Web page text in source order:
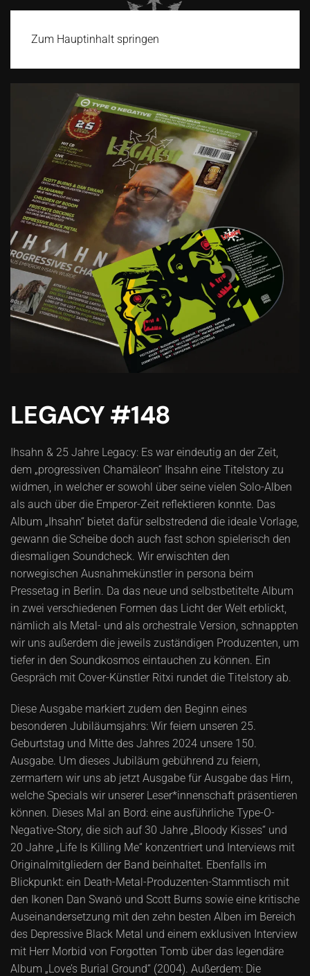
Zum Hauptinhalt springen
LEGACY #148
Ihsahn & 25 Jahre Legacy: Es war eindeutig an der Zeit,
dem „progressiven Chamäleon“ Ihsahn eine Titelstory zu
widmen, in welcher er sowohl über seine vielen Solo-Alben
als auch über die Emperor-Zeit reflektieren konnte. Das
Album „Ihsahn“ bietet dafür selbstredend die ideale Vorlage,
gewann die Scheibe doch auch fast schon spielerisch den
diesmaligen Soundcheck. Wir erwischten den
norwegischen Ausnahmekünstler in persona beim
Pressetag in Berlin. Da das neue und selbstbetitelte Album
in zwei verschiedenen Formen das Licht der Welt erblickt,
nämlich als Metal- und als orchestrale Version, schnappten
wir uns außerdem die jeweils zuständigen Produzenten, um
tiefer in den Soundkosmos eintauchen zu können. Ein
Gespräch mit Cover-Künstler Ritxi rundet die Titelstory ab.
Diese Ausgabe markiert zudem den Beginn eines
besonderen Jubiläumsjahrs: Wir feiern unseren 25.
Geburtstag und Mitte des Jahres 2024 unsere 150.
Ausgabe. Um dieses Jubiläum gebührend zu feiern,
zermartern wir uns ab jetzt Ausgabe für Ausgabe das Hirn,
welche Specials wir unserer Leser*innenschaft präsentieren
können. Dieses Mal an Bord: eine ausführliche Type-O-
Negative-Story, die sich auf 30 Jahre „Bloody Kisses“ und
20 Jahre „Life Is Killing Me“ konzentriert und Interviews mit
Originalmitgliedern der Band beinhaltet. Ebenfalls im
Blickpunkt: ein Death-Metal-Produzenten-Stammtisch mit
den Ikonen Dan Swanö und Scott Burns sowie eine kritische
Auseinandersetzung mit den zehn besten Alben im Bereich
des Depressive Black Metal und einem exklusiven Interview
mit Herr Morbid von Forgotten Tomb über das legendäre
Album „Love’s Burial Ground“ (2004). Außerdem: Die